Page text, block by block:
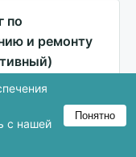
по
и ремонту
услуги
с нашей
Понятно